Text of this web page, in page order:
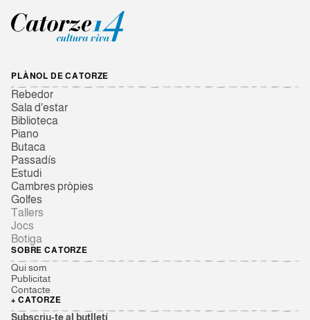
PLÀNOL DE CATORZE
Rebedor
Sala d'estar
Biblioteca
Piano
Butaca
Passadís
Estudi
Cambres pròpies
Golfes
Tallers
Jocs
Botiga
SOBRE CATORZE
Qui som
Publicitat
Contacte
+ CATORZE
Subscriu-te al butlletí